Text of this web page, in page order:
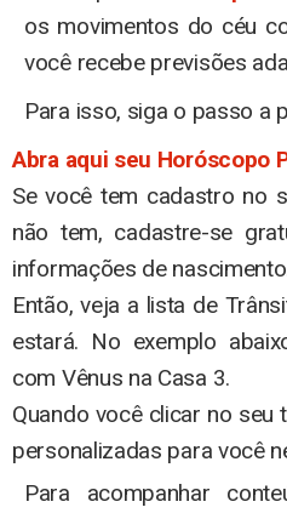
os movimentos do céu
você recebe previsões
Para isso, siga o passo a
Abra aqui seu Horóscopo
Se você tem cadastro no
não tem, cadastre-se
informações de
Então, veja a lista de
estará. No exemplo
com Vênus na Casa 3.
Quando você clicar no seu
personalizadas para você
Para acompanhar